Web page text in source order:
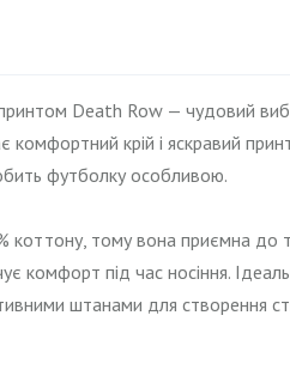
Death Row — чудовий
крій і яскравий принт
футболку особливою.
коттону, тому вона приємна до
комфорт під час носіння.
штанами для створення